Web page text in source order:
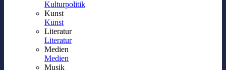
Kulturpolitik
Kunst
Kunst
Literatur
Literatur
Medien
Medien
Musik